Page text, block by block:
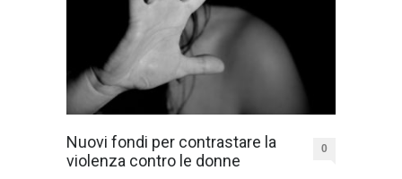
Nuovi fondi per contrastare la
violenza contro le donne
0